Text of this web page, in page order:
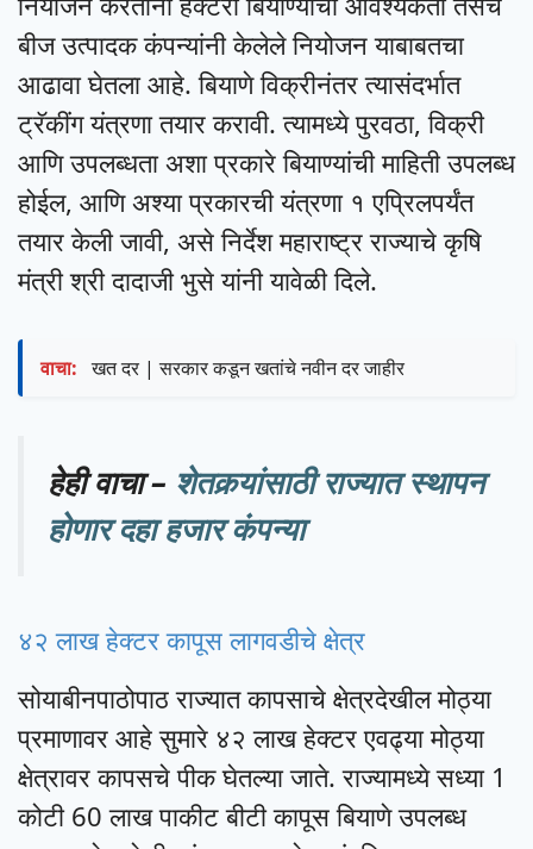
बीज उत्पादक कंपन्यांनी केलेले नियोजन याबाबतचा
आढावा घेतला आहे. बियाणे विक्रीनंतर त्यासंदर्भात
ट्रॅकींग यंत्रणा तयार करावी. त्यामध्ये पुरवठा, विक्री
आणि उपलब्धता अशा प्रकारे बियाण्यांची माहिती उपलब्ध
होईल, आणि अश्या प्रकारची यंत्रणा १ एप्रिलपर्यंत
तयार केली जावी, असे निर्देश महाराष्ट्र राज्याचे कृषि
मंत्री श्री दादाजी भुसे यांनी यावेळी दिले.
वाचा: खत दर | सरकार कडून खतांचे नवीन दर जाहीर
हेही वाचा – शेतकर्‍यांसाठी राज्यात स्थापन
होणार दहा हजार कंपन्या
४२ लाख हेक्टर कापूस लागवडीचे क्षेत्र
सोयाबीनपाठोपाठ राज्यात कापसाचे क्षेत्रदेखील मोठ्या
प्रमाणावर आहे सुमारे ४२ लाख हेक्टर एवढ्या मोठ्या
क्षेत्रावर कापसचे पीक घेतल्या जाते. राज्यामध्ये सध्या 1
कोटी 60 लाख पाकीट बीटी कापूस बियाणे उपलब्ध